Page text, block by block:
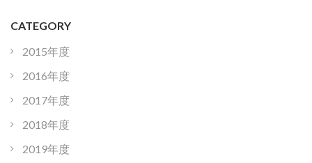
CATEGORY
2015年度
2016年度
2017年度
2018年度
2019年度